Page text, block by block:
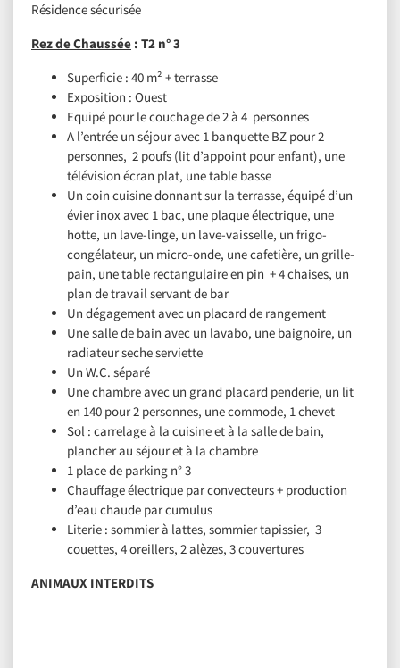
Résidence sécurisée
Rez de Chaussée : T2 n° 3
Superficie : 40 m² + terrasse
Exposition : Ouest
Equipé pour le couchage de 2 à 4 personnes
A l’entrée un séjour avec 1 banquette BZ pour 2
personnes, 2 poufs (lit d’appoint pour enfant), une
télévision écran plat, une table basse
Un coin cuisine donnant sur la terrasse, équipé d’un
évier inox avec 1 bac, une plaque électrique, une
hotte, un lave-linge, un lave-vaisselle, un frigo-
congélateur, un micro-onde, une cafetière, un grille-
pain, une table rectangulaire en pin + 4 chaises, un
plan de travail servant de bar
Un dégagement avec un placard de rangement
Une salle de bain avec un lavabo, une baignoire, un
radiateur seche serviette
Un W.C. séparé
Une chambre avec un grand placard penderie, un lit
en 140 pour 2 personnes, une commode, 1 chevet
Sol : carrelage à la cuisine et à la salle de bain,
plancher au séjour et à la chambre
1 place de parking n° 3
Chauffage électrique par convecteurs + production
d’eau chaude par cumulus
Literie : sommier à lattes, sommier tapissier, 3
couettes, 4 oreillers, 2 alèzes, 3 couvertures
ANIMAUX INTERDITS